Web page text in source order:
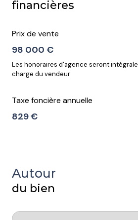
financières
Prix de vente
98 000 €
Les honoraires d'agence seront
charge du vendeur
Taxe foncière annuelle
829 €
Autour
du bien